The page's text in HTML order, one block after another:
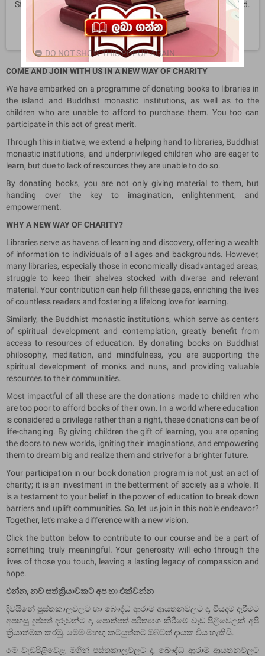
Stay tuned! More products will be shown here as they are added.
search
COME AND JOIN WITH US IN A NEW WAY OF CHARITY
We have embarked on a programme of donating books to libraries in
the island and Buddhist monastic institutions, as well as to the
children who are unable to afford to purchase them. You too can
participate in this act of great merit.
Through this initiative, we extend a helping hand to libraries, Buddhist
monastic institutions, and underprivileged children who are eager to
learn, but due to lack of resources they are unable to do so.
By donating books, you are not only giving material to them, but
handing over the key to imagination, enlightenment, and
empowerment.
WHY A NEW WAY OF CHARITY?
Libraries serve as havens of learning and discovery, offering a wealth
of information to individuals of all ages and backgrounds. However,
many libraries, especially those in economically disadvantaged areas,
struggle to keep their shelves stocked with diverse and relevant
material. Your contribution can help fill these gaps, enriching the lives
of countless readers and fostering a lifelong love for learning.
Similarly, the Buddhist monastic institutions, which serve as centers
of spiritual development and contemplation, greatly benefit from
access to resources of education. By donating books on Buddhist
philosophy, meditation, and mindfulness, you are supporting the
spiritual development of monks and nuns, and providing valuable
resources to their communities.
Most impactful of all these are the donations made to children who
are too poor to afford books of their own. In a world where education
is considered a privilege rather than a right, these donations can be of
life-changing. By giving children the gift of learning, you are opening
the doors to new worlds, igniting their imaginations, and empowering
them to dream big and realize them and strive for a brighter future.
Your participation in our book donation program is not just an act of
charity; it is an investment in the betterment of society as a whole. It
is a testament to your belief in the power of education to break down
barriers and uplift communities. So, let us join in this noble endeavor?
Together, let's make a difference with a new vision.
Click the button below to contribute to our course and be a part of
something truly meaningful. Your generosity will echo through the
lives of those you touch, leaving a lasting legacy of compassion and
hope.
එන්න, නව සත්ක්‍රියාවකට අප හා එක්වන්න
දිවයිනේ පුස්තකාලවලට හා බෞද්ධ ආරාම ආයතනවලට ද, වියදම දැරීමට
අපහසු දුප්පත් දරුවන්ට ද, පොත්පත් පරිත්‍යාග කිරීමේ වැඩ පිළිවෙලක් අපි
ක්‍රියාත්මක කරමු. මෙම මහඟු කටයුත්තට ඔබටත් දායක විය හැකියි.
මේ වැඩපිළිවෙළ මගින් පුස්තකාලවලට ද, බෞද්ධ ආරාම ආයතනවලට
DO NOT SHOW THIS POPUP AGAIN.